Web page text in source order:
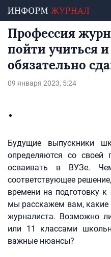
Профессия
пойти учиться
обязательно
09 января 2023, 5:24
Будущие выпускники
определяются со своей
осваивать в ВУЗе.
соответствующее
времени на подготовку
мы расскажем вам, какие
журналиста. Возможно
или 11 классами
важные нюансы?